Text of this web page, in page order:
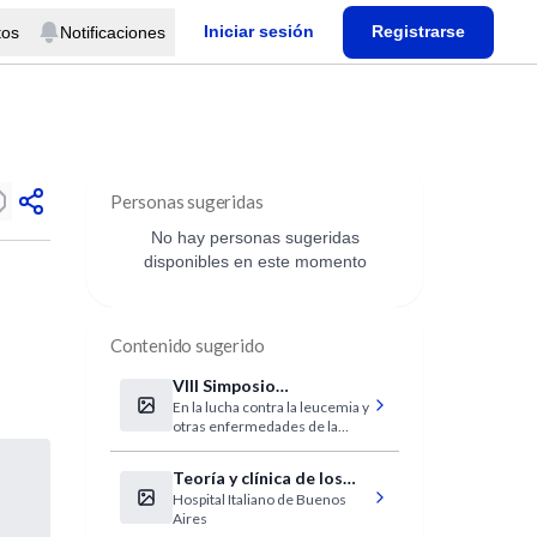
Notificaciones Iniciar sesión Registrarse
Personas sugeridas
No hay personas sugeridas
disponibles en este momento
Contenido sugerido
VIII Simposio
Internacional Trasplante
de Células Progenitoras
Hematopoyéticas
(CPHs)
En la lucha contra la leucemia y
otras enfermedades de la
Teoría y clínica de los
vínculos: familia, pareja y
grupos
Hospital Italiano de Buenos
Aires